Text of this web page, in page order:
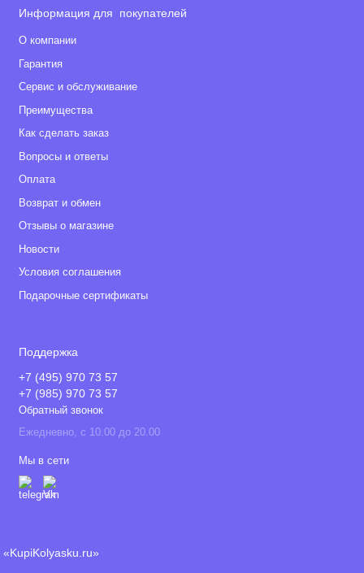
Информация для покупателей
О компании
Гарантия
Сервис и обслуживание
Преимущества
Как сделать заказ
Вопросы и ответы
Оплата
Возврат и обмен
Отзывы о магазине
Новости
Условия соглашения
Подарочные сертификаты
Поддержка
+7 (495) 970 73 57
+7 (985) 970 73 57
Обратный звонок
Ежедневно, с 10.00 до 20.00
Мы в сети
«KupiKolyasku.ru»